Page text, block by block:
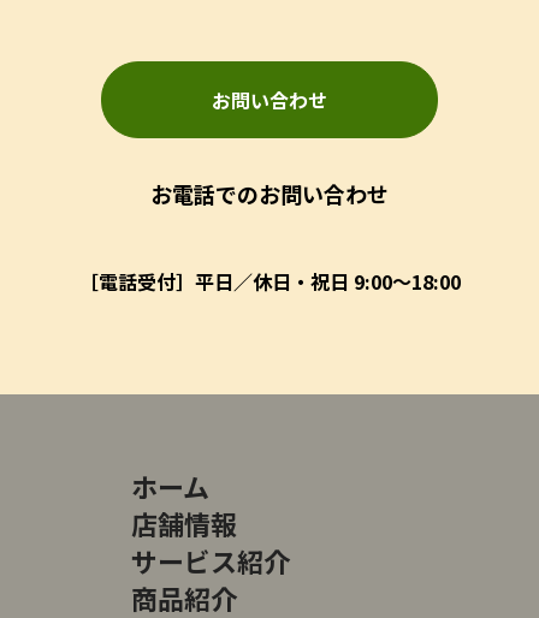
お問い合わせ
お電話でのお問い合わせ
［電話受付］平日／休日・祝日 9:00～18:00
ホーム
店舗情報
サービス紹介
商品紹介